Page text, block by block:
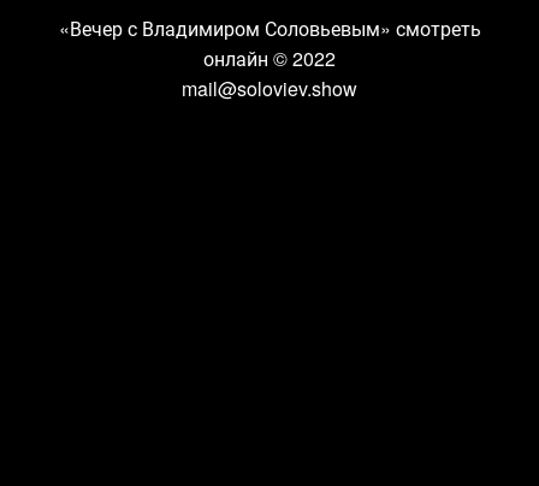
«Вечер с Владимиром Соловьевым» смотреть
онлайн © 2022
mail@soloviev.show